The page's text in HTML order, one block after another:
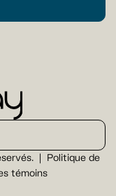
Politique de
témoins